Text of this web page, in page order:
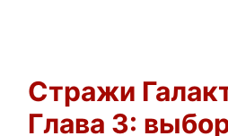
Стражи
Глава 3: